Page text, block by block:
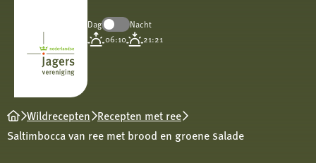
Koninklijke
Nederlandse
Jagersvereniging
Dag
Nacht
06:10
21:21
Wildrecepten Recepten met ree
Saltimbocca van ree met brood en groene salade